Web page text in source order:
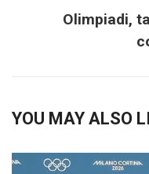
Olimpiadi,
YOU MAY ALSO